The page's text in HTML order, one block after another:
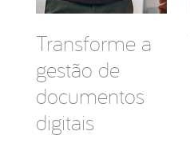
Transforme a
gestão de
documentos
digitais